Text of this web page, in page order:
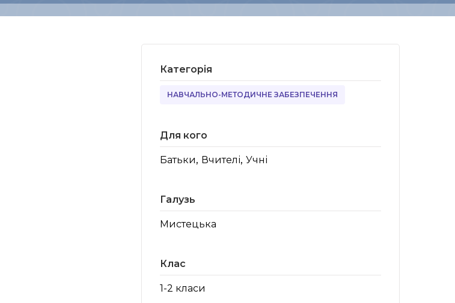
Категорія
НАВЧАЛЬНО-МЕТОДИЧНЕ ЗАБЕЗПЕЧЕННЯ
Для кого
Батьки, Вчителі, Учні
Галузь
Мистецька
Клас
1-2 класи